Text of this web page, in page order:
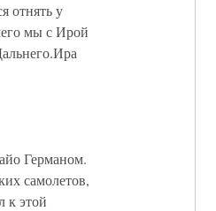
отнять у
мы с Ирой
Германом.
самолетов,
к этой